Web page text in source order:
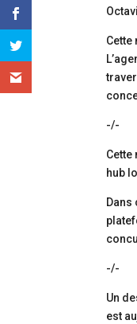
-/-
Cette
hub
Dans
-/-
Un
est